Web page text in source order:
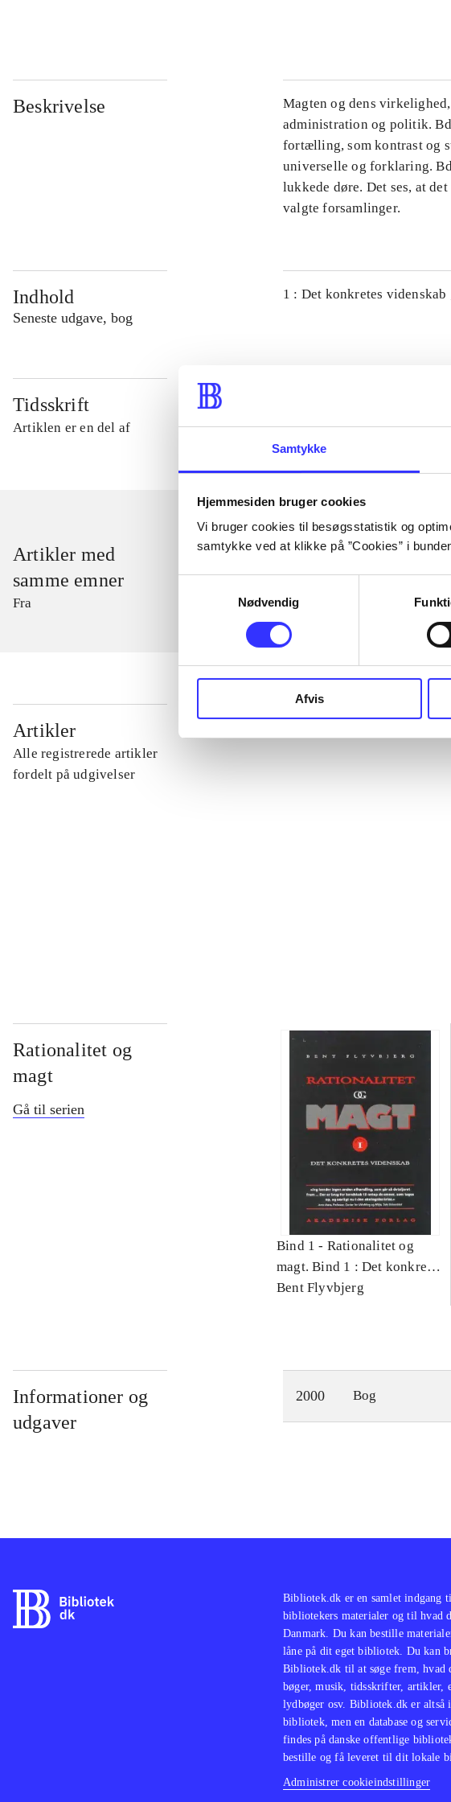
Samtykke
Hjemmesiden bruger cookies
Vi bruger cookies til besøgsstatistik og
samtykke ved at klikke på ”Cookies” i
Nødvendig
Afvis
Beskrivelse
Magten og dens
administration og politik.
fortælling, som kontrast og
universelle og forklaring.
lukkede døre. Det ses, at
valgte forsamlinger.
Indhold
Seneste udgave, bog
1 : Det konkretes
Tidsskrift
Artiklen er en del af
Artikler med
samme emner
Fra
Artikler
Alle registrerede artikler
fordelt på udgivelser
...
Rationalitet og
magt
Gå til serien
Bind 1 - Rationalitet og
magt. Bind 1 : Det konkretes
videnskab
Bent Flyvbjerg
Informationer og
udgaver
2000 Bog
Bibliotek.dk er en samlet indgang
bibliotekers materialer og til hvad
Danmark. Du kan bestille
låne på dit eget bibliotek. Du kan
Bibliotek.dk til at søge frem, hvad
bøger, musik, tidsskrifter, artikler,
lydbøger osv. Bibliotek.dk er altså
bibliotek, men en database og
findes på danske offentlige
bestille og få leveret til dit lokale
Administrer cookieindstillinger